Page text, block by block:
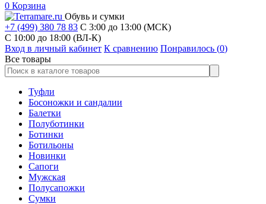
0 Корзина
Обувь и сумки
+7 (499) 380 78 83 С 3:00 до 13:00 (МСК)
C 10:00 до 18:00 (ВЛ-К)
Вход в личный кабинет К сравнению Понравилось (0)
Все товары
Туфли
Босоножки и сандалии
Балетки
Полуботинки
Ботинки
Ботильоны
Новинки
Сапоги
Мужская
Полусапожки
Сумки